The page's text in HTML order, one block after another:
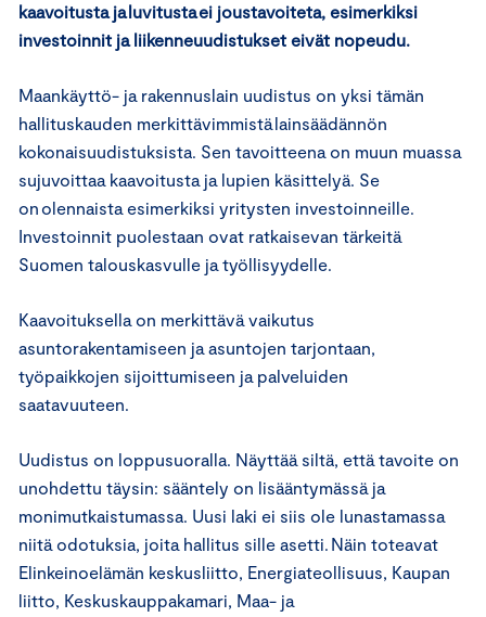
kaavoitusta jaluvitustaei joustavoiteta, esimerkiksi
investoinnit ja liikenneuudistukset eivät nopeudu.
Maankäyttö- ja rakennuslain uudistus on yksi tämän
hallituskauden merkittävimmistä lainsäädännön
kokonaisuudistuksista. Sen tavoitteena on muun muassa
sujuvoittaa kaavoitusta ja lupien käsittelyä. Se
on olennaista esimerkiksi yritysten investoinneille.
Investoinnit puolestaan ovat ratkaisevan tärkeitä
Suomen talouskasvulle ja työllisyydelle.
Kaavoituksella on merkittävä vaikutus
asuntorakentamiseen ja asuntojen tarjontaan,
työpaikkojen sijoittumiseen ja palveluiden
saatavuuteen.
Uudistus on loppusuoralla. Näyttää siltä, että tavoite on
unohdettu täysin: sääntely on lisääntymässä ja
monimutkaistumassa. Uusi laki ei siis ole lunastamassa
niitä odotuksia, joita hallitus sille asetti. Näin toteavat
Elinkeinoelämän keskusliitto, Energiateollisuus, Kaupan
liitto, Keskuskauppakamari, Maa- ja